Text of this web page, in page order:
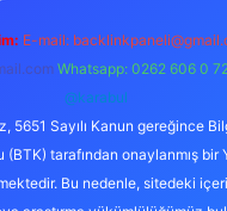
E-mail:
Whatsapp: 0262 606 0
@karabul
5651 Sayılı Kanun gereğince
tarafından onaylanmış bir
Bu nedenle, sitedeki